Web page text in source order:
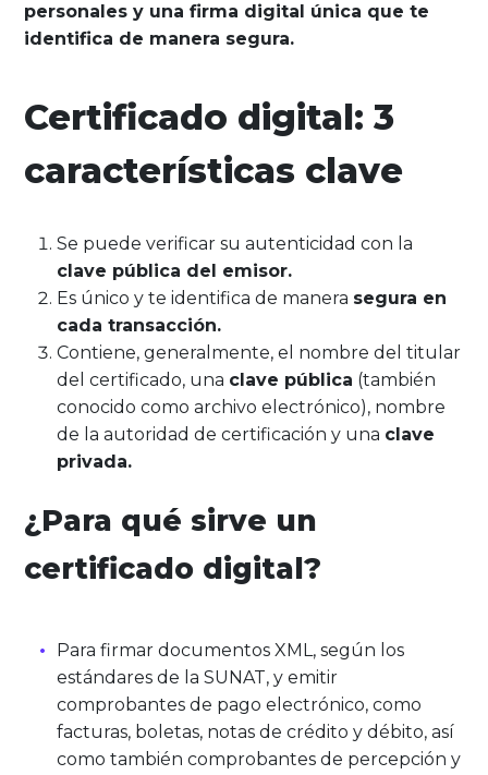
personales y una firma digital única que te
identifica de manera segura.
Certificado digital: 3
características clave
Se puede verificar su autenticidad con la
clave pública del emisor.
Es único y te identifica de manera segura en
cada transacción.
Contiene, generalmente, el nombre del titular
del certificado, una clave pública (también
conocido como archivo electrónico), nombre
de la autoridad de certificación y una clave
privada.
¿Para qué sirve un
certificado digital?
Para firmar documentos XML, según los
estándares de la SUNAT, y emitir
comprobantes de pago electrónico, como
facturas, boletas, notas de crédito y débito, así
como también comprobantes de percepción y